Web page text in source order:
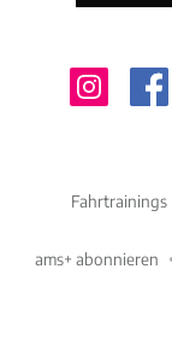
Fahrtrainings
ams+ abonnieren